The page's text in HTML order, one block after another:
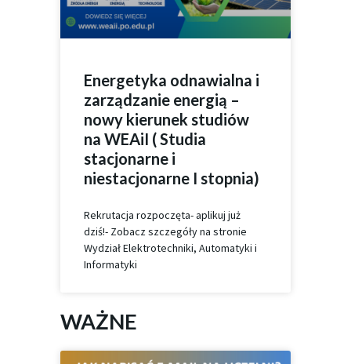
Energetyka odnawialna i
zarządzanie energią –
nowy kierunek studiów
na WEAiI ( Studia
stacjonarne i
niestacjonarne I stopnia)
Rekrutacja rozpoczęta- aplikuj już
dziś!- Zobacz szczegóły na stronie
Wydział Elektrotechniki, Automatyki i
Informatyki
WAŻNE